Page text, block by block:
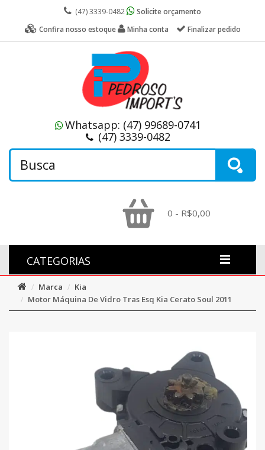
(47) 3339-0482
Solicite orçamento
Confira nosso estoque
Minha conta Finalizar pedido
Whatsapp: (47) 99689-0741
(47) 3339-0482
0 - R$0,00
CATEGORIAS
Marca
Kia
Motor Máquina De Vidro Tras Esq Kia Cerato Soul 2011